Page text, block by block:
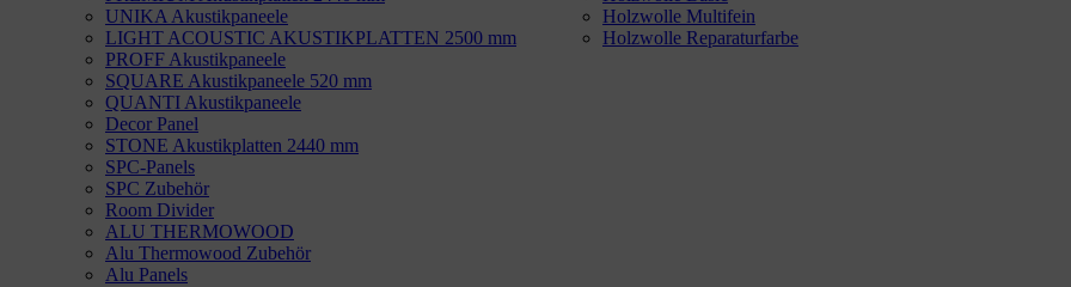
UNIKA Akustikpaneele
LIGHT ACOUSTIC AKUSTIKPLATTEN 2500 mm
PROFF Akustikpaneele
SQUARE Akustikpaneele 520 mm
QUANTI Akustikpaneele
Decor Panel
STONE Akustikplatten 2440 mm
SPC-Panels
SPC Zubehör
Room Divider
ALU THERMOWOOD
Alu Thermowood Zubehör
Alu Panels
Holzwolle Multifein
Holzwolle Reparaturfarbe